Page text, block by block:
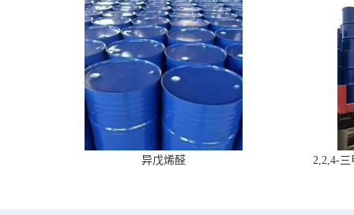
异戊烯醛 2,2,4-